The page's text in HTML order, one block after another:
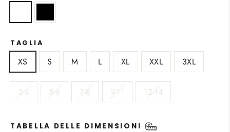
TAGLIA
XS S M L XL XXL 3XL
3-4 5-6 7-8 9-11 12-14
TABELLA DELLE DIMENSIONI